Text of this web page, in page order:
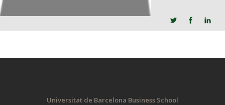
Universitat de Barcelona Business School